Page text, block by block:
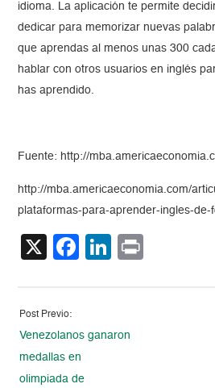
idioma. La aplicación te permite
dedicar para memorizar nuevas
que aprendas al menos unas 300
hablar con otros usuarios en inglés
has aprendido.
Fuente: http://
http://mba.americaeconomia.com/
plataformas-para-aprender-ingles-de-
X Facebook
LinkedIn
Post Previo:
Venezolanos ganaron
medallas en
olimpiada de